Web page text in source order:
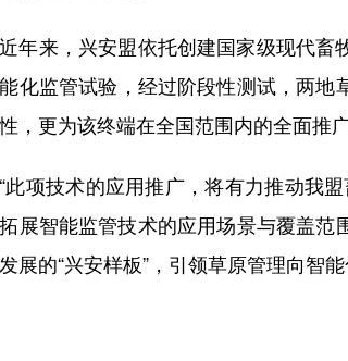
来，兴安盟依托创建国家级现代畜
化监管试验，经过阶段性测试，两
，更为该终端在全国范围内的全面推
技术的应用推广，将有力推动我盟
展智能监管技术的应用场景与覆盖
展的“兴安样板”，引领草原管理向智